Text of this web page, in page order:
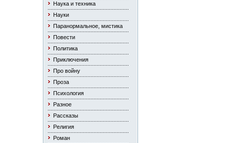
Наука и техника
Науки
Паранормальное, мистика
Повести
Политика
Приключения
Про войну
Проза
Психология
Разное
Рассказы
Религия
Роман